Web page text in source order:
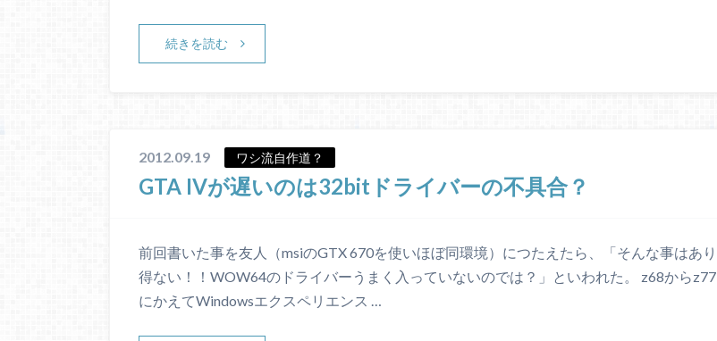
続きを読む
2012.09.19 ワシ流自作道？
GTA IVが遅いのは32bitドライバーの不具合？
前回書いた事を友人（msiのGTX 670を使いほぼ同環境）につたえたら、「そんな事はあり
得ない！！WOW64のドライバーうまく入っていないのでは？」といわれた。 z68からz77
にかえてWindowsエクスペリエンス …